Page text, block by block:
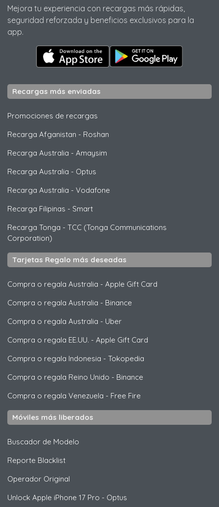
Mejora tu experiencia con recargas más rápidas,
seguridad reforzada y beneficios exclusivos para la
app.
Recargas más enviadas
Promociones de recargas
Recarga Afganistan - Roshan
Recarga Australia - Amaysim
Recarga Australia - Optus
Recarga Australia - Vodafone
Recarga Filipinas - Smart
Recarga Tonga - TCC (Tonga Communications
Corporation)
Tarjetas Regalo más deseadas
Compra o regala Australia - Apple Gift Card
Compra o regala Australia - Binance
Compra o regala Australia - Uber
Compra o regala EE.UU. - Apple Gift Card
Compra o regala Indonesia - Tokopedia
Compra o regala Reino Unido - Binance
Compra o regala Venezuela - Free Fire
Móviles más liberados
Buscador de Modelo
Reporte Blacklist
Operador Original
Unlock Apple iPhone 17 Pro - Optus